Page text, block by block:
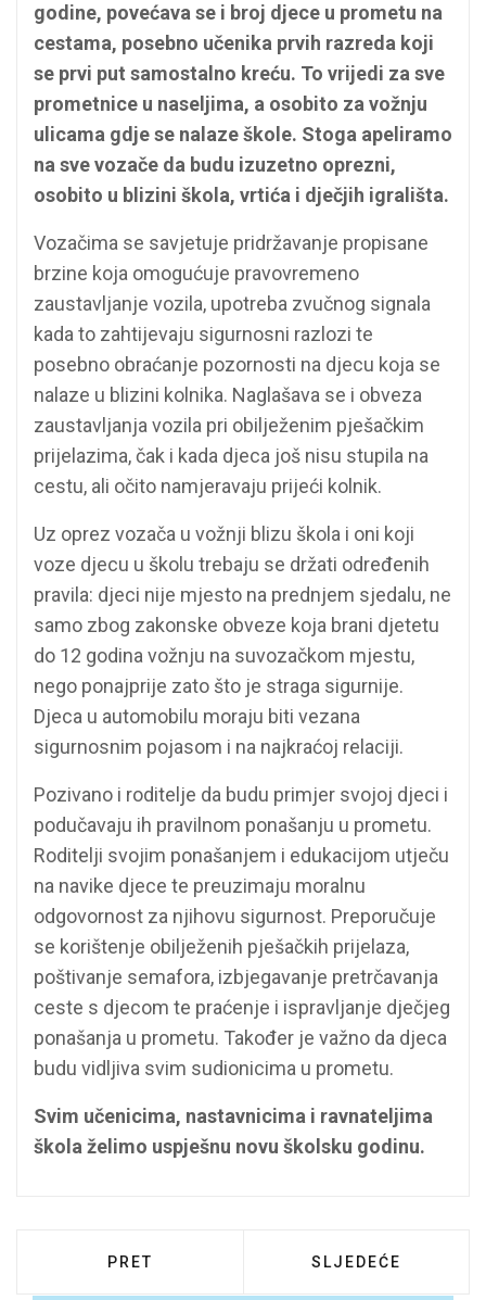
godine, povećava se i broj djece u prometu na
cestama, posebno učenika prvih razreda koji
se prvi put samostalno kreću. To vrijedi za sve
prometnice u naseljima, a osobito za vožnju
ulicama gdje se nalaze škole. Stoga apeliramo
na sve vozače da budu izuzetno oprezni,
osobito u blizini škola, vrtića i dječjih igrališta.
Vozačima se savjetuje pridržavanje propisane
brzine koja omogućuje pravovremeno
zaustavljanje vozila, upotreba zvučnog signala
kada to zahtijevaju sigurnosni razlozi te
posebno obraćanje pozornosti na djecu koja se
nalaze u blizini kolnika. Naglašava se i obveza
zaustavljanja vozila pri obilježenim pješačkim
prijelazima, čak i kada djeca još nisu stupila na
cestu, ali očito namjeravaju prijeći kolnik.
Uz oprez vozača u vožnji blizu škola i oni koji
voze djecu u školu trebaju se držati određenih
pravila: djeci nije mjesto na prednjem sjedalu, ne
samo zbog zakonske obveze koja brani djetetu
do 12 godina vožnju na suvozačkom mjestu,
nego ponajprije zato što je straga sigurnije.
Djeca u automobilu moraju biti vezana
sigurnosnim pojasom i na najkraćoj relaciji.
Pozivano i roditelje da budu primjer svojoj djeci i
podučavaju ih pravilnom ponašanju u prometu.
Roditelji svojim ponašanjem i edukacijom utječu
na navike djece te preuzimaju moralnu
odgovornost za njihovu sigurnost. Preporučuje
se korištenje obilježenih pješačkih prijelaza,
poštivanje semafora, izbjegavanje pretrčavanja
ceste s djecom te praćenje i ispravljanje dječjeg
ponašanja u prometu. Također je važno da djeca
budu vidljiva svim sudionicima u prometu.
Svim učenicima, nastavnicima i ravnateljima
škola želimo uspješnu novu školsku godinu.
PRETHODNI ČLANAK: PRIJEM ZA NAŠE
PRET SLJEDEĆI
SLJEDEĆE